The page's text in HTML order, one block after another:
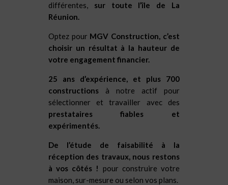
différentes,sur toute l’île de La
Réunion.
Optez pour MGV Construction, c’est
choisir un résultat à la hauteur de
votre engagement financier.
25 ans d’expérience, et plus 700
constructionsà notre actif pour
sélectionner et travailler avec des
prestataires fiables et
expérimentés.
De l’étude de faisabilité à la
réception des travaux, nous restons
à vos côtés ! pour construire votre
maison, sur-mesure ou selon vos plans.